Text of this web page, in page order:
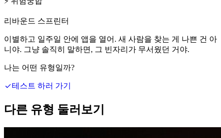
리바운드 스프린터
이별하고 일주일 안에 앱을 열어. 새 사람을 찾는 게 나쁜 건 아
니야. 그냥 솔직히 말하면, 그 빈자리가 무서웠던 거야.
나는 어떤 유형일까?
테스트 하러 가기
다른 유형 둘러보기